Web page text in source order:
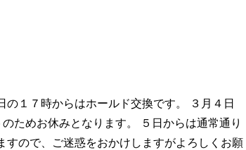
の１７時からはホールド交換です。 ３月４日
ためお休みとなります。 ５日からは通常通り
すので、ご迷惑をおかけしますがよろしくお願